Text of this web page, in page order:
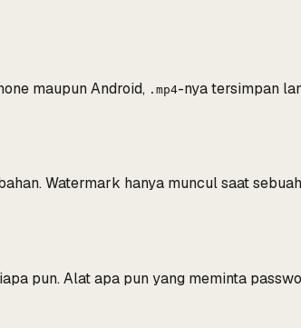
maupun Android, .mp4-nya tersimpan
Watermark hanya muncul saat
pun. Alat apa pun yang meminta